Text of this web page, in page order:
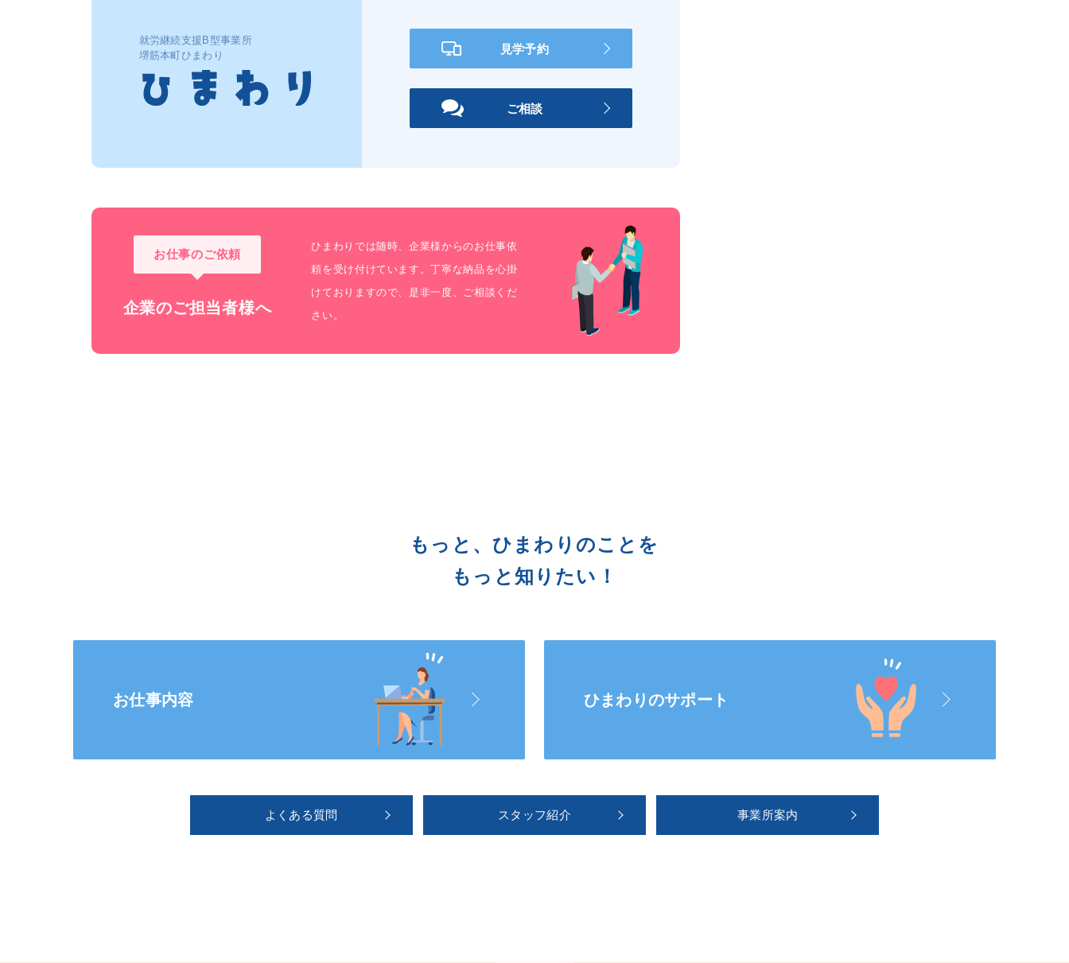
就労継続支援B型事業所
堺筋本町ひまわり
見学予約
ご相談
お仕事のご依頼
企業のご担当者様へ
ひまわりでは随時、企業様からのお仕事依
頼を受け付けています。丁寧な納品を心掛
けておりますので、是非一度、ご相談くだ
さい。
もっと、ひまわりのことを
もっと知りたい！
お仕事内容 ひまわりのサポート
よくある質問 スタッフ紹介 事業所案内